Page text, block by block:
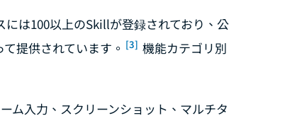
は100以上のSkillが登録されており、公
提供されています。 [3] 機能カテゴリ別
ム入力、スクリーンショット、マルチタ